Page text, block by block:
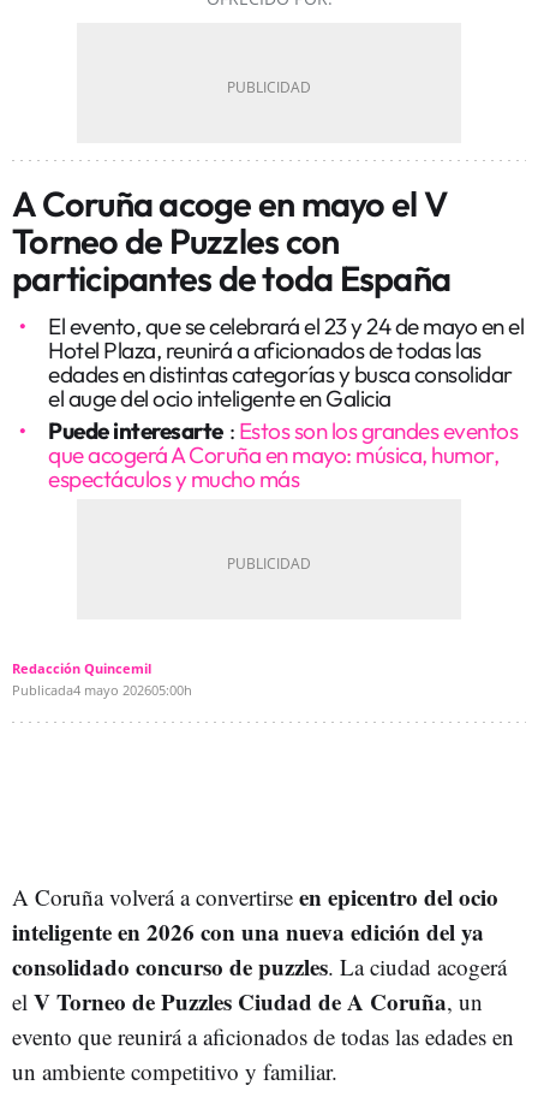
A Coruña acoge en mayo el V
Torneo de Puzzles con
participantes de toda España
El evento, que se celebrará el 23 y 24 de mayo en el
Hotel Plaza, reunirá a aficionados de todas las
edades en distintas categorías y busca consolidar
el auge del ocio inteligente en Galicia
Puede interesarte : Estos son los grandes eventos
que acogerá A Coruña en mayo: música, humor,
espectáculos y mucho más
Redacción Quincemil
Publicada4 mayo 202605:00h
A Coruña volverá a convertirse en epicentro del ocio
inteligente en 2026 con una nueva edición del ya
consolidado concurso de puzzles. La ciudad acogerá
el V Torneo de Puzzles Ciudad de A Coruña, un
evento que reunirá a aficionados de todas las edades en
un ambiente competitivo y familiar.